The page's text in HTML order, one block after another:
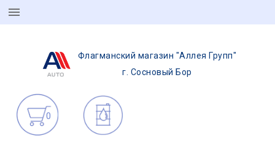
Флагманский магазин "Аллея Групп"
г. Сосновый Бор
0